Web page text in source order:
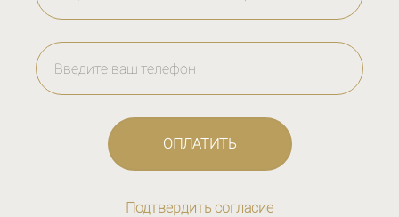
ОПЛАТИТЬ
Подтвердить согласие